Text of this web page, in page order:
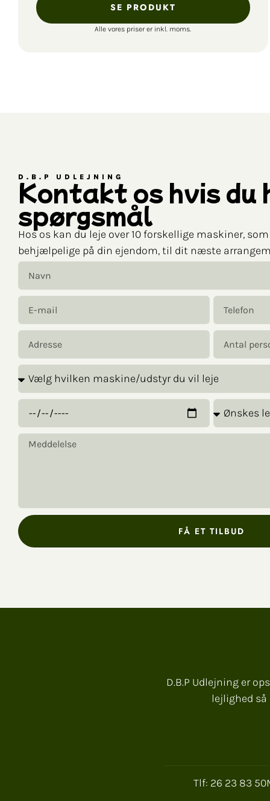
SE PRODUKT
Alle vores priser er inkl. moms.
D.B.P UDLEJNING
Kontakt os hvis du
spørgsmål
Hos os kan du leje over 10 forskellige maskiner,
behjælpelige på din ejendom, til dit næste
FÅ ET TILBUD
D.B.P Udlejning er
lejlighed
Tlf: 26 23 83 50